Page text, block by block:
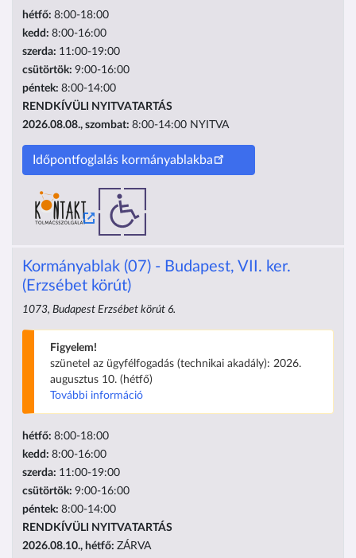
hétfő: 8:00-18:00
kedd: 8:00-16:00
szerda: 11:00-19:00
csütörtök: 9:00-16:00
péntek: 8:00-14:00
RENDKÍVÜLI NYITVATARTÁS
2026.08.08., szombat: 8:00-14:00 NYITVA
Időpontfoglalás kormányablakba
Kormányablak (07) - Budapest, VII. ker.
(Erzsébet körút)
1073, Budapest Erzsébet körút 6.
Figyelem!
szünetel az ügyfélfogadás (technikai akadály): 2026.
augusztus 10. (hétfő)
További információ
hétfő: 8:00-18:00
kedd: 8:00-16:00
szerda: 11:00-19:00
csütörtök: 9:00-16:00
péntek: 8:00-14:00
RENDKÍVÜLI NYITVATARTÁS
2026.08.10., hétfő: ZÁRVA